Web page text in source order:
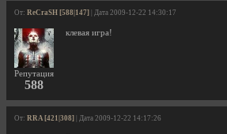
От: ReCraSH [588|147] | Дата 2009-12-22 14:30:17
Репутация
588
клевая игра!
От: RRA [421|308] | Дата 2009-12-22 14:17:26